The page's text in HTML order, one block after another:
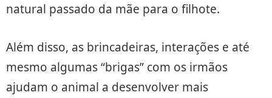
natural passado da mãe para o filhote.
Além disso, as brincadeiras, interações e até
mesmo algumas “brigas” com os irmãos
ajudam o animal a desenvolver mais